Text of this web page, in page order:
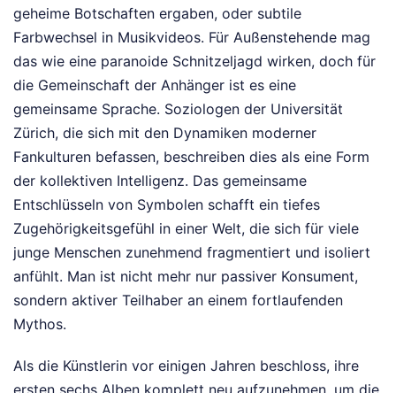
geheime Botschaften ergaben, oder subtile
Farbwechsel in Musikvideos. Für Außenstehende mag
das wie eine paranoide Schnitzeljagd wirken, doch für
die Gemeinschaft der Anhänger ist es eine
gemeinsame Sprache. Soziologen der Universität
Zürich, die sich mit den Dynamiken moderner
Fankulturen befassen, beschreiben dies als eine Form
der kollektiven Intelligenz. Das gemeinsame
Entschlüsseln von Symbolen schafft ein tiefes
Zugehörigkeitsgefühl in einer Welt, die sich für viele
junge Menschen zunehmend fragmentiert und isoliert
anfühlt. Man ist nicht mehr nur passiver Konsument,
sondern aktiver Teilhaber an einem fortlaufenden
Mythos.
Als die Künstlerin vor einigen Jahren beschloss, ihre